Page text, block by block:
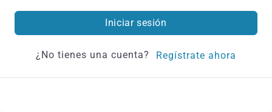
Iniciar sesión
¿No tienes una cuenta? Regístrate ahora